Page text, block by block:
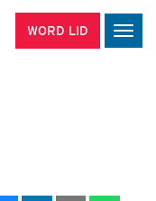
WORD LID